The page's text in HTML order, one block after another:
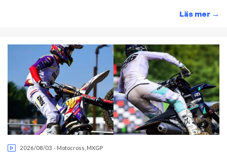
Läs mer →
2026/08/03 - Motocross MXGP